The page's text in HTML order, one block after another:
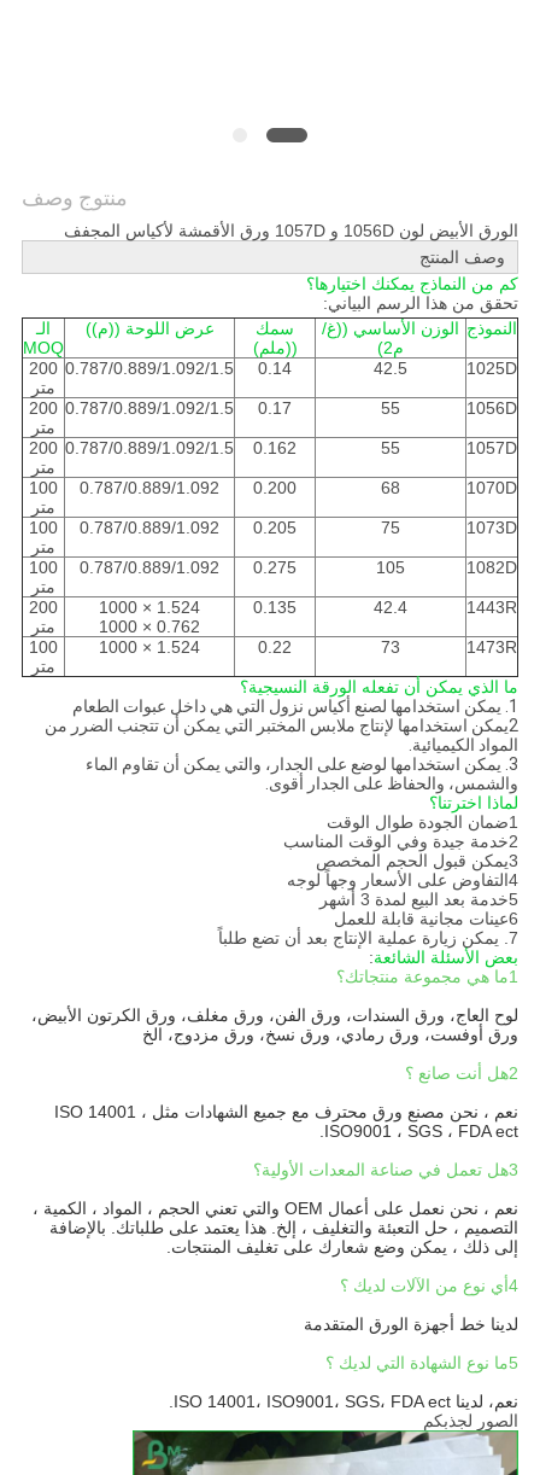
منتوج وصف
الورق الأبيض لون 1056D و 1057D ورق الأقمشة لأكياس المجفف
وصف المنتج
كم من النماذج يمكنك اختيارها؟
تحقق من هذا الرسم البياني:
النموذج الوزن الأساسي ((غ/
م2)
سمك
((ملم)
عرض اللوحة ((م))
الـ
MOQ
1025D
42.5
0.14
0.787/0.889/1.092/1.5
200
متر
1056D
55
0.17
0.787/0.889/1.092/1.5
200
متر
1057D
55
0.162
0.787/0.889/1.092/1.5
200
متر
1070D
68
0.200
0.787/0.889/1.092
100
متر
1073D
75
0.205
0.787/0.889/1.092
100
متر
1082D
105
0.275
0.787/0.889/1.092
100
متر
1443R
42.4
0.135
1.524 × 1000
0.762 × 1000
200
متر
1473R
73
0.22
1.524 × 1000
100
متر
ما الذي يمكن أن تفعله الورقة النسيجية؟
1. يمكن استخدامها لصنع أكياس نزول التي هي داخل عبوات الطعام
2يمكن استخدامها لإنتاج ملابس المختبر التي يمكن أن تتجنب الضرر من
المواد الكيميائية.
3. يمكن استخدامها لوضع على الجدار، والتي يمكن أن تقاوم الماء
والشمس، والحفاظ على الجدار أقوى.
لماذا اخترتنا؟
1ضمان الجودة طوال الوقت
2خدمة جيدة وفي الوقت المناسب
3يمكن قبول الحجم المخصص
4التفاوض على الأسعار وجهاً لوجه
5خدمة بعد البيع لمدة 3 أشهر
6عينات مجانية قابلة للعمل
7. يمكن زيارة عملية الإنتاج بعد أن تضع طلباً
بعض الأسئلة الشائعة:
1ما هي مجموعة منتجاتك؟
لوح العاج، ورق السندات، ورق الفن، ورق مغلف، ورق الكرتون الأبيض،
ورق أوفست، ورق رمادي، ورق نسخ، ورق مزدوج، الخ
2هل أنت صانع ؟
نعم ، نحن مصنع ورق محترف مع جميع الشهادات مثل ISO 14001 ،
ISO9001 ، SGS ، FDA ect.
3هل تعمل في صناعة المعدات الأولية؟
نعم ، نحن نعمل على أعمال OEM والتي تعني الحجم ، المواد ، الكمية ،
التصميم ، حل التعبئة والتغليف ، إلخ. هذا يعتمد على طلباتك. بالإضافة
إلى ذلك ، يمكن وضع شعارك على تغليف المنتجات.
4أي نوع من الآلات لديك ؟
لدينا خط أجهزة الورق المتقدمة
5ما نوع الشهادة التي لديك ؟
نعم، لدينا ISO 14001، ISO9001، SGS، FDA ect.
الصور لجذبكم